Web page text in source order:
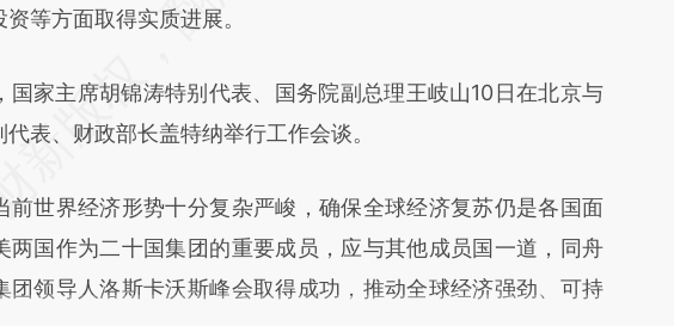
等方面取得实质进展。
国家主席胡锦涛特别代表、国务院副总理王岐山10日在北京与
表、财政部长盖特纳举行工作会谈。
世界经济形势十分复杂严峻，确保全球经济复苏仍是各国面
两国作为二十国集团的重要成员，应与其他成员国一道，同舟
团领导人洛斯卡沃斯峰会取得成功，推动全球经济强劲、可持